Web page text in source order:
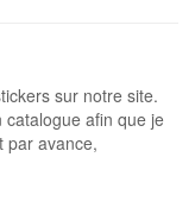
sur notre site.
afin que je
par avance,